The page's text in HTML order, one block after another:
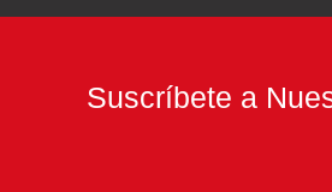
Suscríbete a